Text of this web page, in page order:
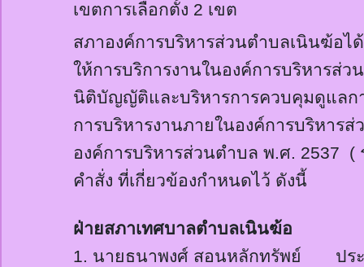
เขตการเลือกตั้ง 2 เขต
สภาองค์การบริหารส่วนตำบลเนินฆ้อไ
ให้การบริการงานในองค์การบริหารส่
นิติบัญญัติและบริหารการควบคุมดูแลก
การบริหารงานภายในองค์การบริหา
องค์การบริหารส่วนตำบล พ.ศ. 2537 (
คำสั่ง ที่เกี่ยวข้องกำหนดไว้ ดังนี้
ฝ่ายสภาเทศบาลตำบลเนินฆ้อ
1. นายธนาพงศ์ สอนหลักทรัพย์ ประ